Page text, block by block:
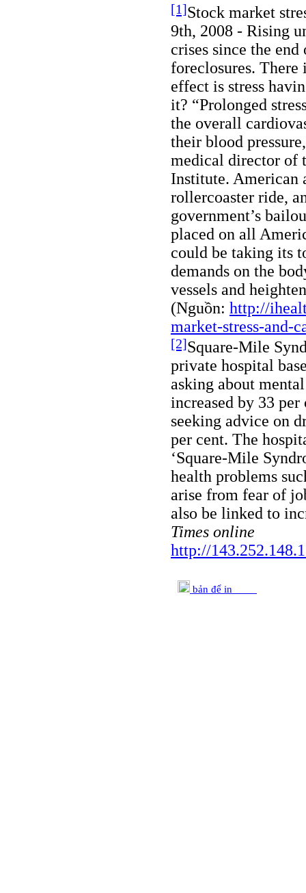
[1]Stock market
9th, 2008 - Rising
crises since the
foreclosures. There
effect is stress
it? “Prolonged
the overall
their blood
medical director of
Institute. American
rollercoaster ride,
government’s
placed on all
could be taking its
demands on the
vessels and
(Nguồn: http://
market-stress-and-
[2]Square-Mile
private hospital
asking about
increased by 33
seeking advice on
per cent. The
‘Square-Mile
health problems
arise from fear of
also be linked to
Times online
http://
bản để in